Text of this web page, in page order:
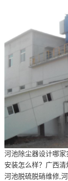
河池除尘器设计哪
安装怎么样？广西
河池脱硫脱硝维修,